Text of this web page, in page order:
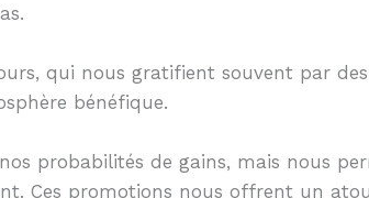
qui nous gratifient souvent par
bénéfique.
probabilités de gains, mais nous
Ces promotions nous offrent un